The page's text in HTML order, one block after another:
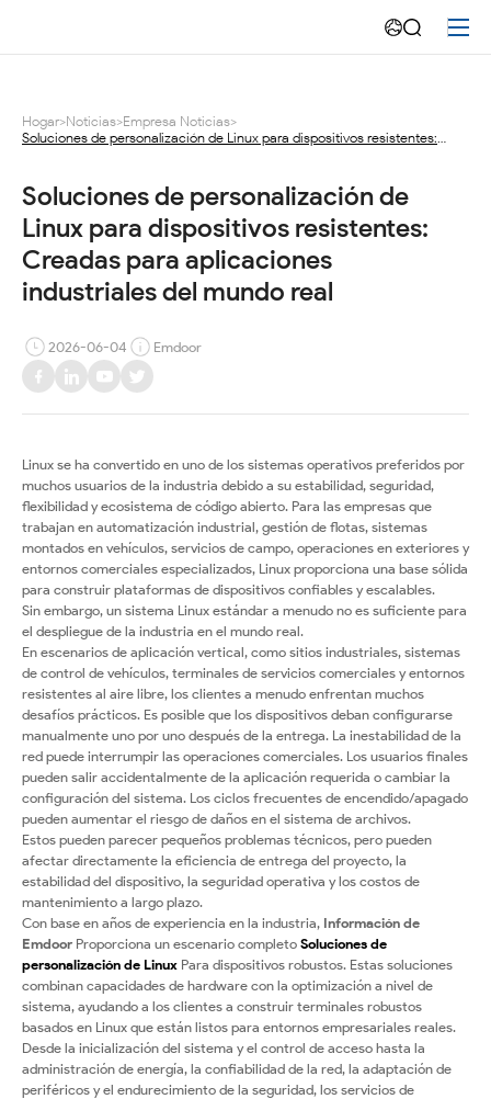
de
personalización
de
Linux
para
dispositivos
resistentes
Hogar>Noticias>Empresa Noticias>
Soluciones de personalización de Linux para dispositivos resistentes:
Soluciones de personalización de
Linux para dispositivos resistentes:
Creadas para aplicaciones
industriales del mundo real
2026-06-04 Emdoor
Linux se ha convertido en uno de los sistemas operativos preferidos por
muchos usuarios de la industria debido a su estabilidad, seguridad,
flexibilidad y ecosistema de código abierto. Para las empresas que
trabajan en automatización industrial, gestión de flotas, sistemas
montados en vehículos, servicios de campo, operaciones en exteriores y
entornos comerciales especializados, Linux proporciona una base sólida
para construir plataformas de dispositivos confiables y escalables.
Sin embargo, un sistema Linux estándar a menudo no es suficiente para
el despliegue de la industria en el mundo real.
En escenarios de aplicación vertical, como sitios industriales, sistemas
de control de vehículos, terminales de servicios comerciales y entornos
resistentes al aire libre, los clientes a menudo enfrentan muchos
desafíos prácticos. Es posible que los dispositivos deban configurarse
manualmente uno por uno después de la entrega. La inestabilidad de la
red puede interrumpir las operaciones comerciales. Los usuarios finales
pueden salir accidentalmente de la aplicación requerida o cambiar la
configuración del sistema. Los ciclos frecuentes de encendido/apagado
pueden aumentar el riesgo de daños en el sistema de archivos.
Estos pueden parecer pequeños problemas técnicos, pero pueden
afectar directamente la eficiencia de entrega del proyecto, la
estabilidad del dispositivo, la seguridad operativa y los costos de
mantenimiento a largo plazo.
Con base en años de experiencia en la industria, Información de
Emdoor Proporciona un escenario completo Soluciones de
personalización de Linux Para dispositivos robustos. Estas soluciones
combinan capacidades de hardware con la optimización a nivel de
sistema, ayudando a los clientes a construir terminales robustos
basados en Linux que están listos para entornos empresariales reales.
Desde la inicialización del sistema y el control de acceso hasta la
administración de energía, la confiabilidad de la red, la adaptación de
periféricos y el endurecimiento de la seguridad, los servicios de